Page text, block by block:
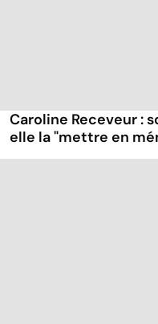
Caroline Receveur :
elle la "mettre en